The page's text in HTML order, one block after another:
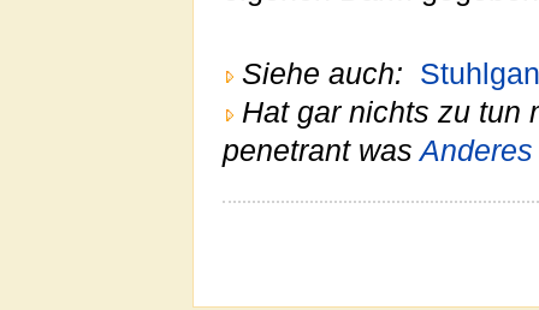
Siehe auch:
Hat gar nichts zu tun
penetrant wasAnderes